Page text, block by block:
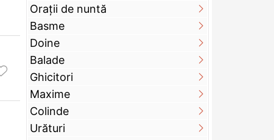
Orații de nuntă
Basme
Doine
Balade
Ghicitori
Maxime
Colinde
Urături